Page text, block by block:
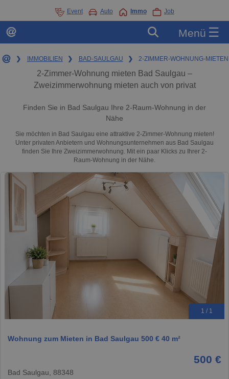
Event Auto Immo Job
Menü ☰
❯ IMMOBILIEN ❯ BAD-SAULGAU ❯ 2-ZIMMER-WOHNUNG-MIETEN
2-Zimmer-Wohnung mieten Bad Saulgau –
Zweizimmerwohnung mieten auch von privat
Finden Sie in Bad Saulgau Ihre 2-Raum-Wohnung in der
Nähe
Sie möchten in Bad Saulgau eine attraktive 2-Zimmer-Wohnung mieten!
Unter privaten Anbietern und Wohnungsunternehmen aus Bad Saulgau
finden Sie Ihre Zweizimmerwohnung. Mit ein paar Klicks zu Ihrer 2-
Raum-Wohnung in der Nähe.
1 / 1
Wohnung zum Mieten in Bad Saulgau 500 € 40 m²
500 €
Bad Saulgau, 88348